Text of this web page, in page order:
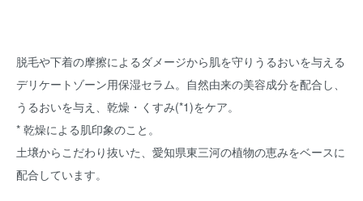
脱毛や下着の摩擦によるダメージから肌を守りうるおいを与える
デリケートゾーン用保湿セラム。自然由来の美容成分を配合し、
うるおいを与え、乾燥・くすみ(*1)をケア。
* 乾燥による肌印象のこと。
土壌からこだわり抜いた、愛知県東三河の植物の恵みをベースに
配合しています。